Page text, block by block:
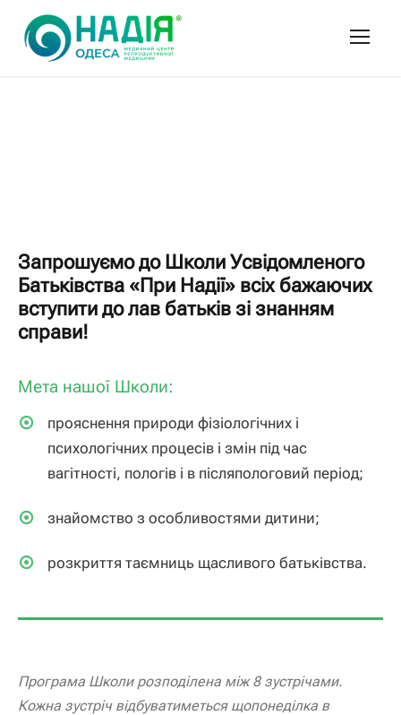
Запрошуємо до Школи Усвідомленого
Батьківства «При Надії» всіх бажаючих
вступити до лав батьків зі знанням
справи!
Мета нашої Школи:
прояснення природи фізіологічних і
психологічних процесів і змін під час
вагітності, пологів і в післяпологовий період;
знайомство з особливостями дитини;
розкриття таємниць щасливого батьківства.
Програма Школи розподілена між 8 зустрічами.
Кожна зустріч відбуватиметься щопонеділка в